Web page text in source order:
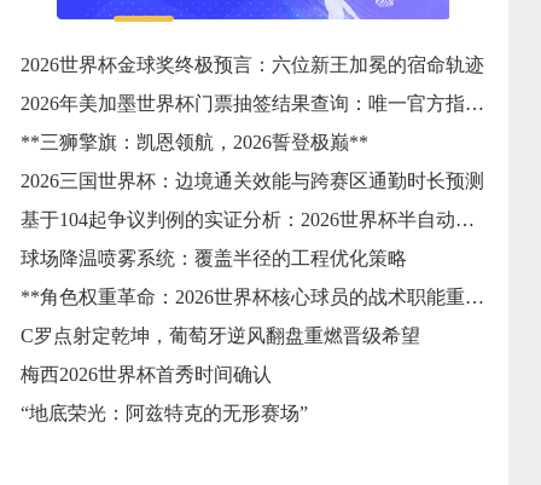
2026世界杯金球奖终极预言：六位新王加冕的宿命轨迹
2026年美加墨世界杯门票抽签结果查询：唯一官方指定24直播网
**三狮擎旗：凯恩领航，2026誓登极巅**
2026三国世界杯：边境通关效能与跨赛区通勤时长预测
基于104起争议判例的实证分析：2026世界杯半自动越位系统触发逻辑与判准精度的优化校准
球场降温喷雾系统：覆盖半径的工程优化策略
**角色权重革命：2026世界杯核心球员的战术职能重塑**
C罗点射定乾坤，葡萄牙逆风翻盘重燃晋级希望
梅西2026世界杯首秀时间确认
“地底荣光：阿兹特克的无形赛场”